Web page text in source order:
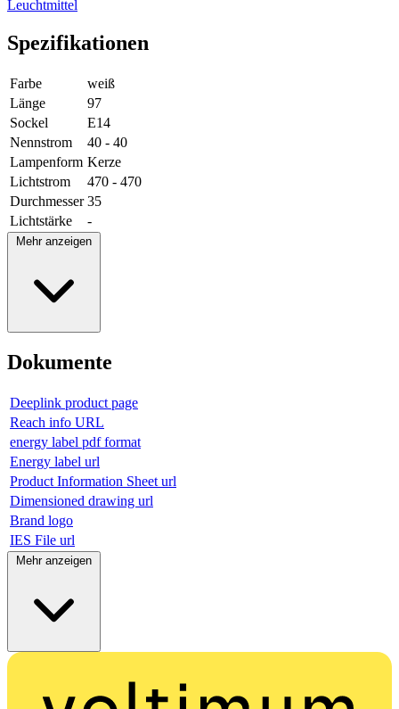
Leuchtmittel
Spezifikationen
Farbe
weiß
Länge
97
Sockel
E14
Nennstrom
40 - 40
Lampenform Kerze
Lichtstrom
470 - 470
Durchmesser 35
Lichtstärke
-
Mehr anzeigen
Dokumente
Deeplink product page
Reach info URL
energy label pdf format
Energy label url
Product Information Sheet url
Dimensioned drawing url
Brand logo
IES File url
Mehr anzeigen